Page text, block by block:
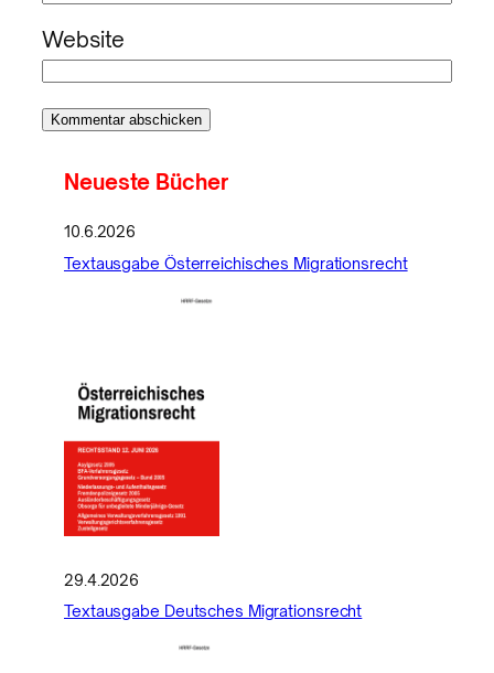
Website
Neueste Bücher
10.6.2026
Textausgabe Österreichisches Migrationsrecht
29.4.2026
Textausgabe Deutsches Migrationsrecht